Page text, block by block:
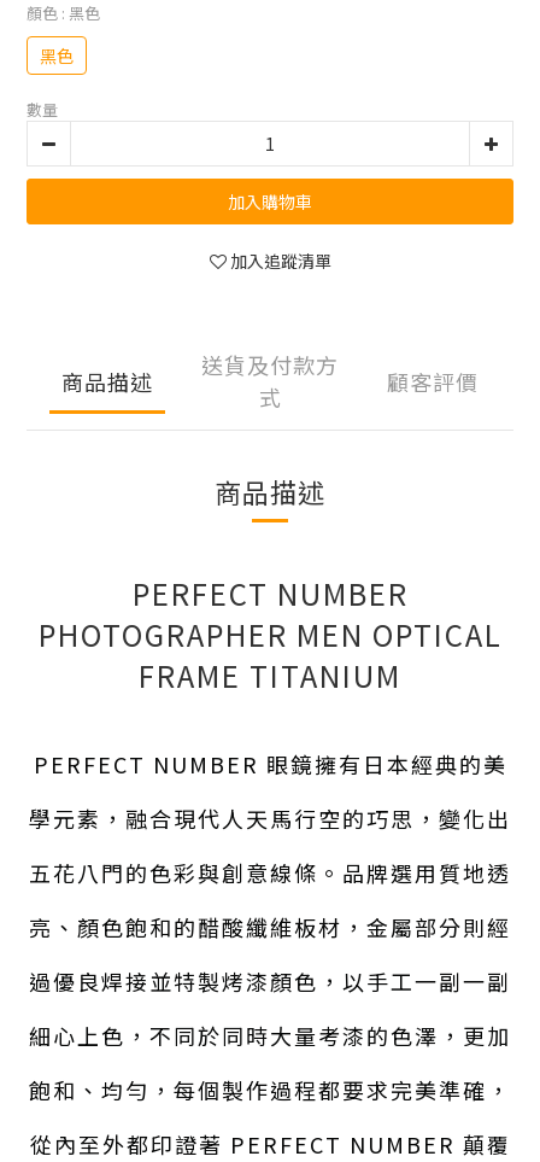
顏色 : 黑色
黑色
數量
加入購物車
加入追蹤清單
商品描述
送貨及付款方
式
顧客評價
商品描述
PERFECT NUMBER
PHOTOGRAPHER MEN OPTICAL
FRAME TITANIUM
PERFECT NUMBER 眼鏡擁有日本經典的美
學元素，融合現代人天馬行空的巧思，變化出
五花八門的色彩與創意線條。品牌選用質地透
亮、顏色飽和的醋酸纖維板材，金屬部分則經
過優良焊接並特製烤漆顏色，以手工一副一副
細心上色，不同於同時大量考漆的色澤，更加
飽和、均勻，每個製作過程都要求完美準確，
從內至外都印證著 PERFECT NUMBER 顛覆